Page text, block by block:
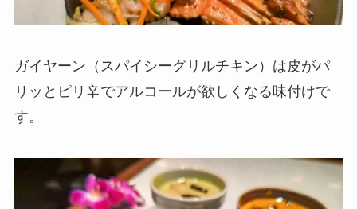
ガイヤーン（スパイシーグリルチキン）は皮がパ
リッとピリ辛でアルコールが欲しくなる味付けで
す。